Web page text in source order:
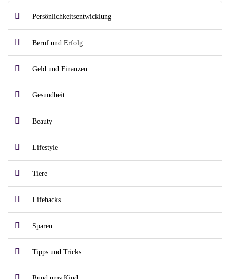
Persönlichkeitsentwicklung
Beruf und Erfolg
Geld und Finanzen
Gesundheit
Beauty
Lifestyle
Tiere
Lifehacks
Sparen
Tipps und Tricks